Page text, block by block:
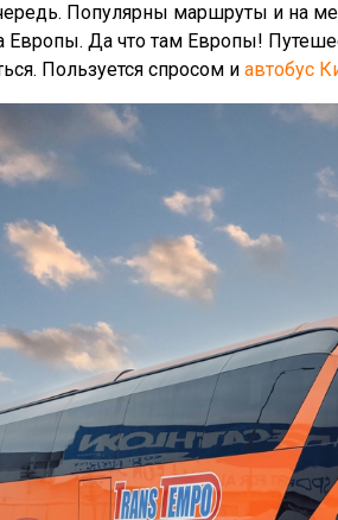
Популярны маршруты и на
Европы. Да что там Европы!
Пользуется спросом и автобус